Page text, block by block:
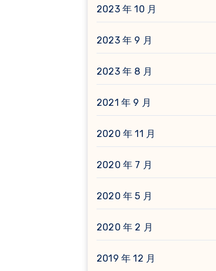
2023 年 10 月
2023 年 9 月
2023 年 8 月
2021 年 9 月
2020 年 11 月
2020 年 7 月
2020 年 5 月
2020 年 2 月
2019 年 12 月